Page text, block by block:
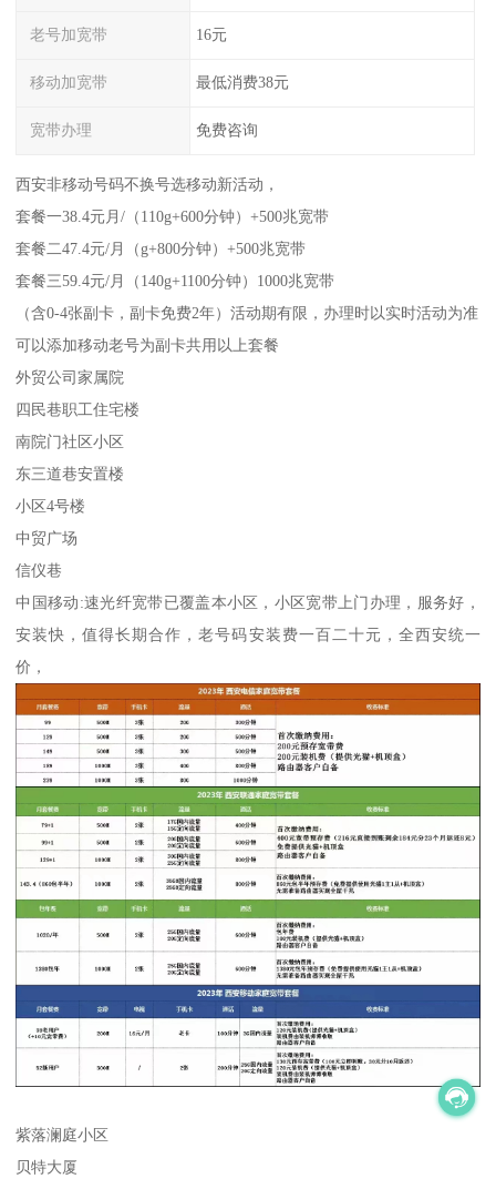
老号加宽带 16元
移动加宽带 最低消费38元
宽带办理 免费咨询
西安非移动号码不换号选移动新活动，
套餐一38.4元月/（110g+600分钟）+500兆宽带
套餐二47.4元/月（g+800分钟）+500兆宽带
套餐三59.4元/月（140g+1100分钟）1000兆宽带
（含0-4张副卡，副卡免费2年）活动期有限，办理时以实时活动为准
可以添加移动老号为副卡共用以上套餐
外贸公司家属院
四民巷职工住宅楼
南院门社区小区
东三道巷安置楼
小区4号楼
中贸广场
信仪巷
中国移动:速光纤宽带已覆盖本小区，小区宽带上门办理，服务好，
安装快，值得长期合作，老号码安装费一百二十元，全西安统一
价，
紫落澜庭小区
贝特大厦